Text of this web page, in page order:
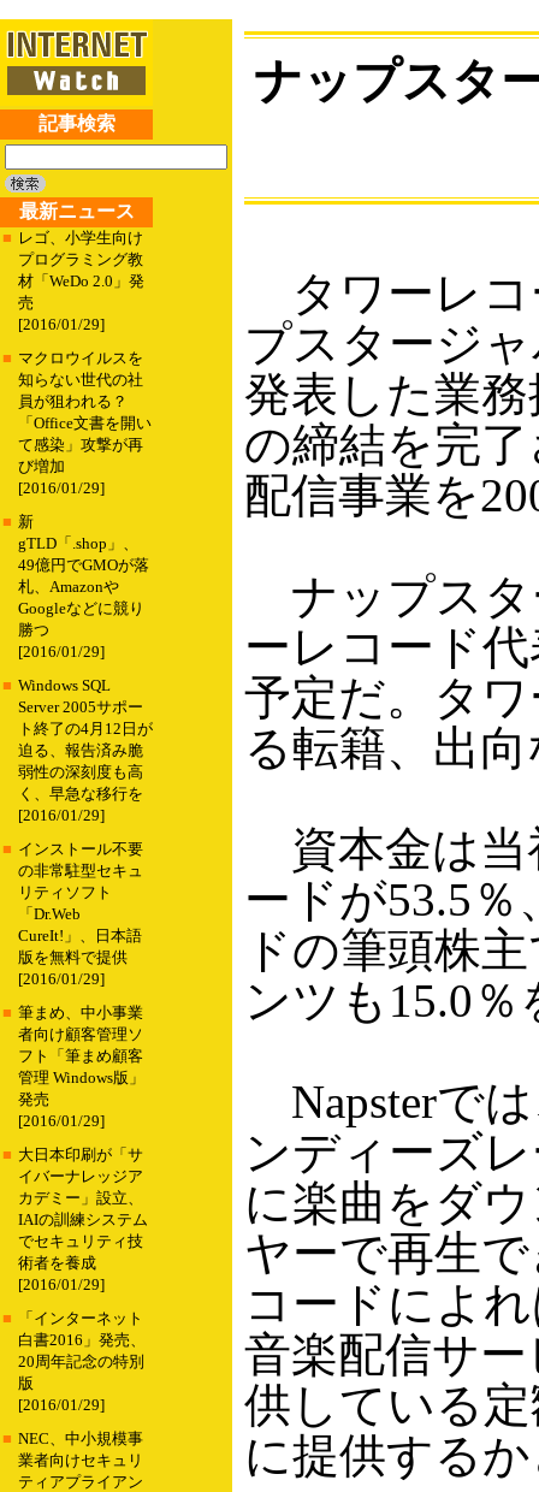
記事検索
最新ニュース
■ レゴ、小学生向け
プログラミング教
材「WeDo 2.0」発
売
[2016/01/29]
■ マクロウイルスを
知らない世代の社
員が狙われる？
「Office文書を開い
て感染」攻撃が再
び増加
[2016/01/29]
■ 新
gTLD「.shop」、
49億円でGMOが落
札、Amazonや
Googleなどに競り
勝つ
[2016/01/29]
■ Windows SQL
Server 2005サポー
ト終了の4月12日が
迫る、報告済み脆
弱性の深刻度も高
く、早急な移行を
[2016/01/29]
■ インストール不要
の非常駐型セキュ
リティソフト
「Dr.Web
CureIt!」、日本語
版を無料で提供
[2016/01/29]
■ 筆まめ、中小事業
者向け顧客管理ソ
フト「筆まめ顧客
管理 Windows版」
発売
[2016/01/29]
■ 大日本印刷が「サ
イバーナレッジア
カデミー」設立、
IAIの訓練システム
でセキュリティ技
術者を養成
[2016/01/29]
■
「インターネット
白書2016」発売、
20周年記念の特別
版
[2016/01/29]
■ NEC、中小規模事
業者向けセキュリ
ティアプライアン
ナップスタ
タワーレコ
プスタージ
発表した業
の締結を完
配信事業を
ナップスタ
ーレコード
予定だ。タ
る転籍、出
資本金は当
ードが53.5％
ドの筆頭株
ンツも15.0
Napsterで
ンディーズ
に楽曲をダ
ヤーで再生
コードによ
音楽配信サ
供している
に提供する